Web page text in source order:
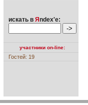
искать в Я ndex'е:
участники on-line:
Гостей: 19